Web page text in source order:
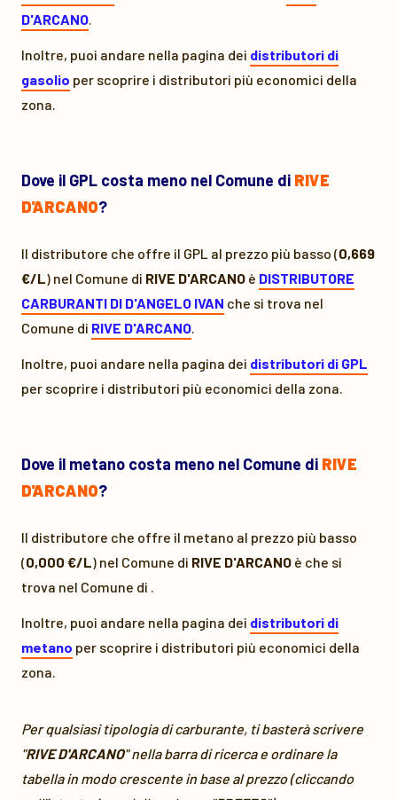
D'ARCANO.
Inoltre, puoi andare nella pagina dei distributori di
gasolio per scoprire i distributori più economici della
zona.
Dove il GPL costa meno nel Comune di RIVE
D'ARCANO?
Il distributore che offre il GPL al prezzo più basso (0,669
€/L) nel Comune di RIVE D'ARCANO è DISTRIBUTORE
CARBURANTI DI D'ANGELO IVAN che si trova nel
Comune di RIVE D'ARCANO.
Inoltre, puoi andare nella pagina dei distributori di GPL
per scoprire i distributori più economici della zona.
Dove il metano costa meno nel Comune di RIVE
D'ARCANO?
Il distributore che offre il metano al prezzo più basso
(0,000 €/L) nel Comune di RIVE D'ARCANO è che si
trova nel Comune di .
Inoltre, puoi andare nella pagina dei distributori di
metano per scoprire i distributori più economici della
zona.
Per qualsiasi tipologia di carburante, ti basterà scrivere
"RIVE D'ARCANO" nella barra di ricerca e ordinare la
tabella in modo crescente in base al prezzo (cliccando